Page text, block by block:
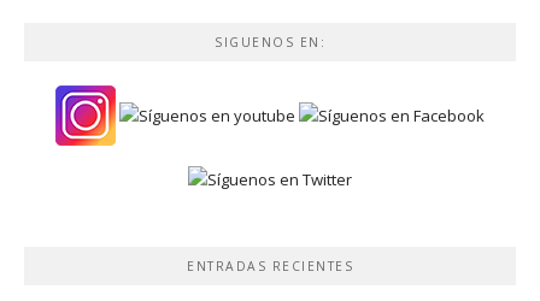
SIGUENOS EN:
ENTRADAS RECIENTES